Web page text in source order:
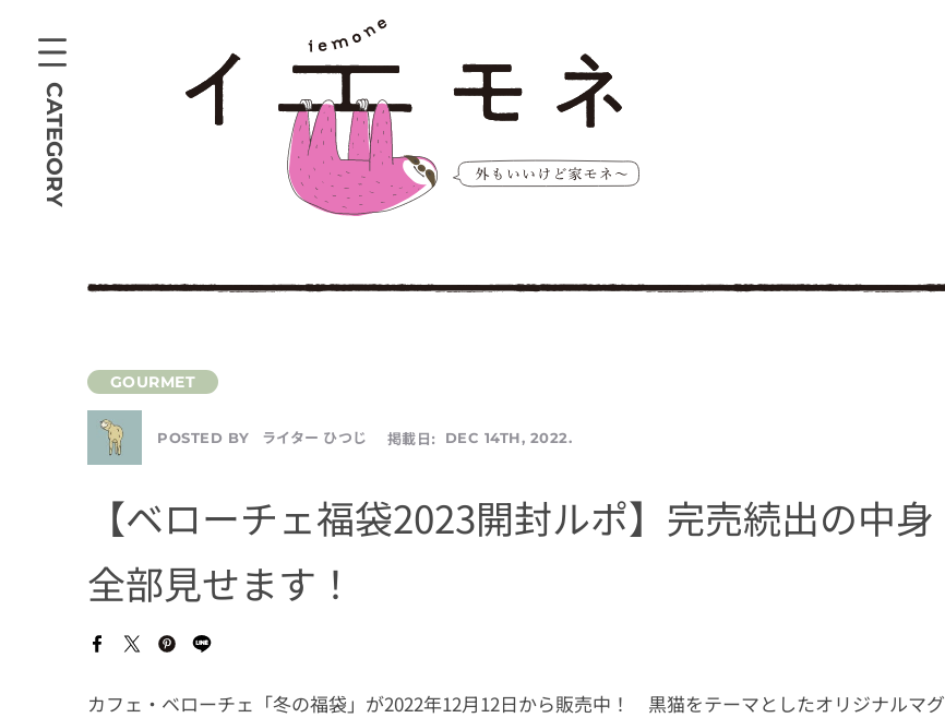
CATEGORY
POSTED BY ライター ひつじ 掲載日: DEC 14TH, 2022.
【ベローチェ福袋2023開封ルポ】完売続出の中身
全部見せます！
カフェ・ベローチェ「冬の福袋」が2022年12月12日から販売中！ 黒猫をテーマとしたオリジナルマグ